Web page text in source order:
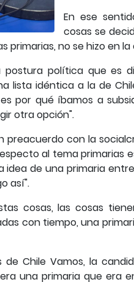
En ese
cosas se
primarias, no se hizo en
postura política que es
lista idéntica a la de
por qué íbamos a
otra opción".
preacuerdo con la
al tema primarias
de una primaria
así".
cosas, las cosas
con tiempo, una
Chile Vamos, la
una primaria que era